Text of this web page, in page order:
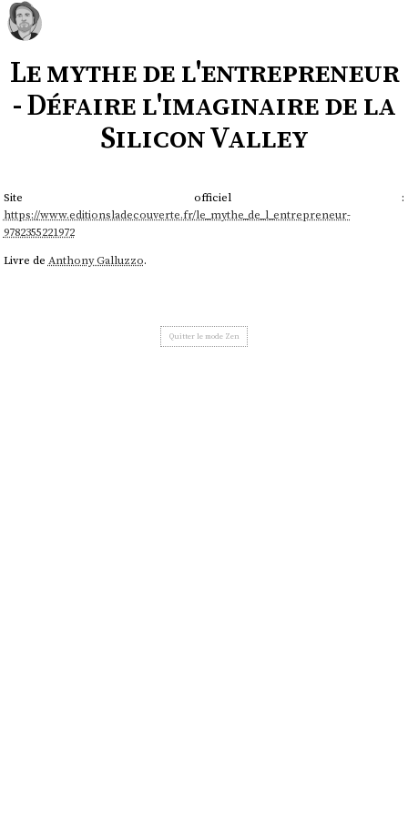
Le mythe de l'entrepreneur
- Défaire l'imaginaire de la
Silicon Valley
Site officiel :
https://www.editionsladecouverte.fr/le_mythe_de_l_entrepreneur-
9782355221972
Livre de Anthony Galluzzo.
Quitter le mode Zen